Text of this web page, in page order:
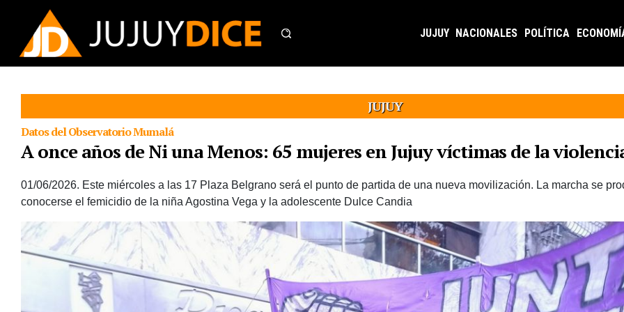
JUJUY NACIONALES POLÍTICA
JUJUY
Datos del Observatorio Mumalá
A once años de Ni una Menos: 65 mujeres en Jujuy víctimas de la
01/06/2026. Este miércoles a las 17 Plaza Belgrano será el punto de partida de una nueva movilización. La marcha se
conocerse el femicidio de la niña Agostina Vega y la adolescente Dulce Candia